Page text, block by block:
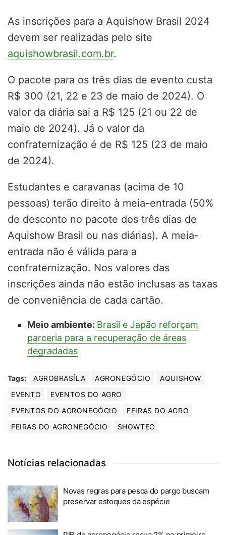
As inscrições para a Aquishow Brasil 2024
devem ser realizadas pelo site
aquishowbrasil.com.br.
O pacote para os três dias de evento custa
R$ 300 (21, 22 e 23 de maio de 2024). O
valor da diária sai a R$ 125 (21 ou 22 de
maio de 2024). Já o valor da
confraternização é de R$ 125 (23 de maio
de 2024).
Estudantes e caravanas (acima de 10
pessoas) terão direito à meia-entrada (50%
de desconto no pacote dos três dias de
Aquishow Brasil ou nas diárias). A meia-
entrada não é válida para a
confraternização. Nos valores das
inscrições ainda não estão inclusas as taxas
de conveniência de cada cartão.
Meio ambiente: Brasil e Japão reforçam
parceria para a recuperação de áreas
degradadas
Tags: AGROBRASÍLA AGRONEGÓCIO
AQUISHOW
EVENTO
EVENTOS DO AGRO
EVENTOS DO AGRONEGÓCIO
FEIRAS DO AGRO
FEIRAS DO AGRONEGÓCIO
SHOWTEC
Notícias relacionadas
Novas regras para pesca do pargo buscam
preservar estoques da espécie